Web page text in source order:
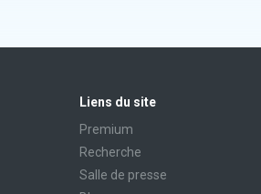
Liens du site
Premium
Recherche
Salle de presse